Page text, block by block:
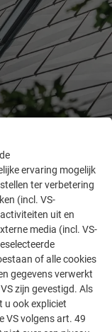
veelzijdig
meer
PREFA
energie en
ervaring mogelijk
ter verbetering
(incl. VS-
uit en
media (incl. VS-
of alle cookies
gegevens verwerkt
zijn gevestigd. Als
u ook expliciet
VS volgens art. 49